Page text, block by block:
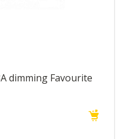
dimming Favourite